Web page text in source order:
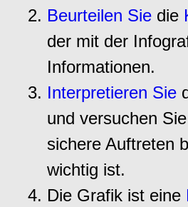
Beurteilen Sie die
der mit der
Informationen.
Interpretieren Sie
und versuchen
sichere Auftreten
wichtig ist.
Die Grafik ist eine